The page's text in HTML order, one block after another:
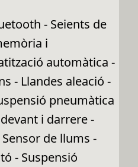
- Seients de
i
automàtica -
- Llandes aleació -
pneumàtica
i darrere -
de llums -
- Suspensió